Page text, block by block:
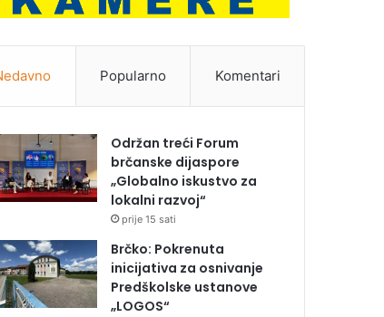
Popularno Komentari
Održan treći Forum
brčanske dijaspore
„Globalno iskustvo za
lokalni razvoj“
prije 15 sati
Brčko: Pokrenuta
inicijativa za osnivanje
Predškolske ustanove
„LOGOS“